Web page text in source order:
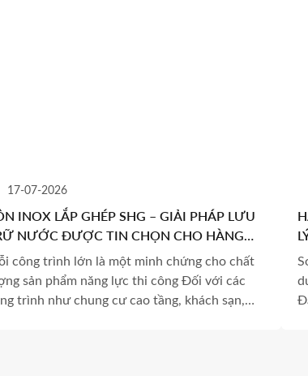
17-07-2026
INOX LẮP GHÉP SHG – GIẢI PHÁP LƯU
NƯỚC ĐƯỢC TIN CHỌN CHO HÀNG
DỰ ÁN QUY MÔ LỚN
công trình lớn là một minh chứng cho chất
sản phẩm năng lực thi công Đối với các
trình như chung cư cao tầng, khách sạn,